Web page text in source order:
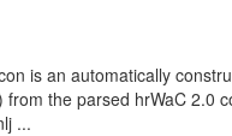
is an automatically
from the parsed hrWaC 2.0
...